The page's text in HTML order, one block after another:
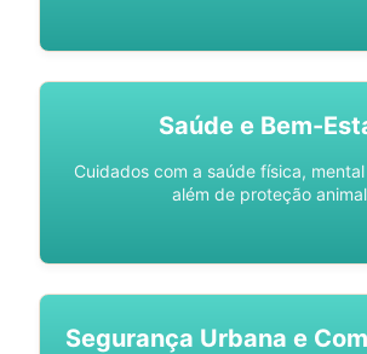
Saúde e Bem-
Cuidados com a saúde física,
além de proteção
Segurança Urbana e